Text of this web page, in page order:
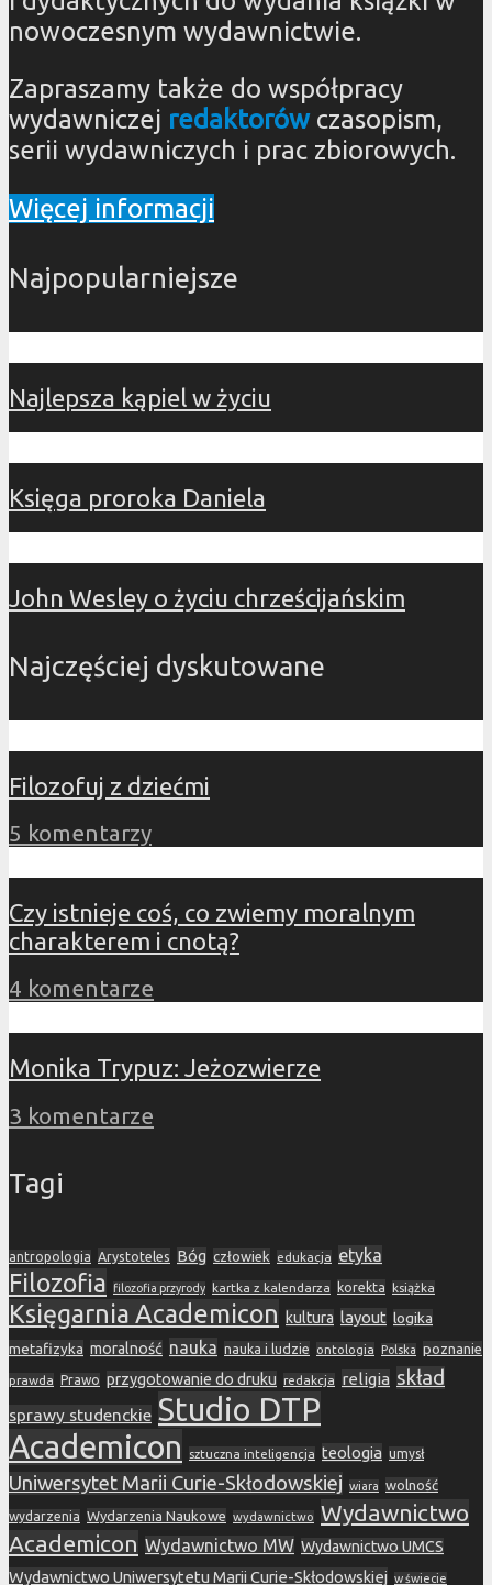
nowoczesnym wydawnictwie.
Zapraszamy także do współpracy
wydawniczej redaktorówczasopism,
serii wydawniczych i prac zbiorowych.
Więcej informacji
Najpopularniejsze
Najlepsza kąpiel w życiu
Księga proroka Daniela
John Wesley o życiu chrześcijańskim
Najczęściej dyskutowane
Filozofuj z dziećmi
5 komentarzy
Czy istnieje coś, co zwiemy moralnym
charakterem i cnotą?
4 komentarze
Monika Trypuz: Jeżozwierze
3 komentarze
Tagi
antropologia Arystoteles Bóg człowiek edukacja etyka
Filozofia filozofia przyrody kartka z kalendarza korekta książka
Księgarnia Academicon kultura layout logika
metafizyka moralność nauka nauka i ludzie ontologia Polska poznanie
prawda Prawo przygotowanie do druku redakcja religia skład
sprawy studenckie Studio DTP
Academicon
sztuczna inteligencja teologia umysł
Uniwersytet Marii Curie-Skłodowskiej wiara wolność
wydarzenia Wydarzenia Naukowe wydawnictwo Wydawnictwo
Academicon Wydawnictwo MW Wydawnictwo UMCS
Wydawnictwo Uniwersytetu Marii Curie-Skłodowskiej w świecie